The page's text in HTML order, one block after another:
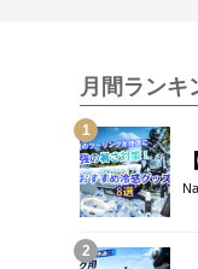
月間ランキ